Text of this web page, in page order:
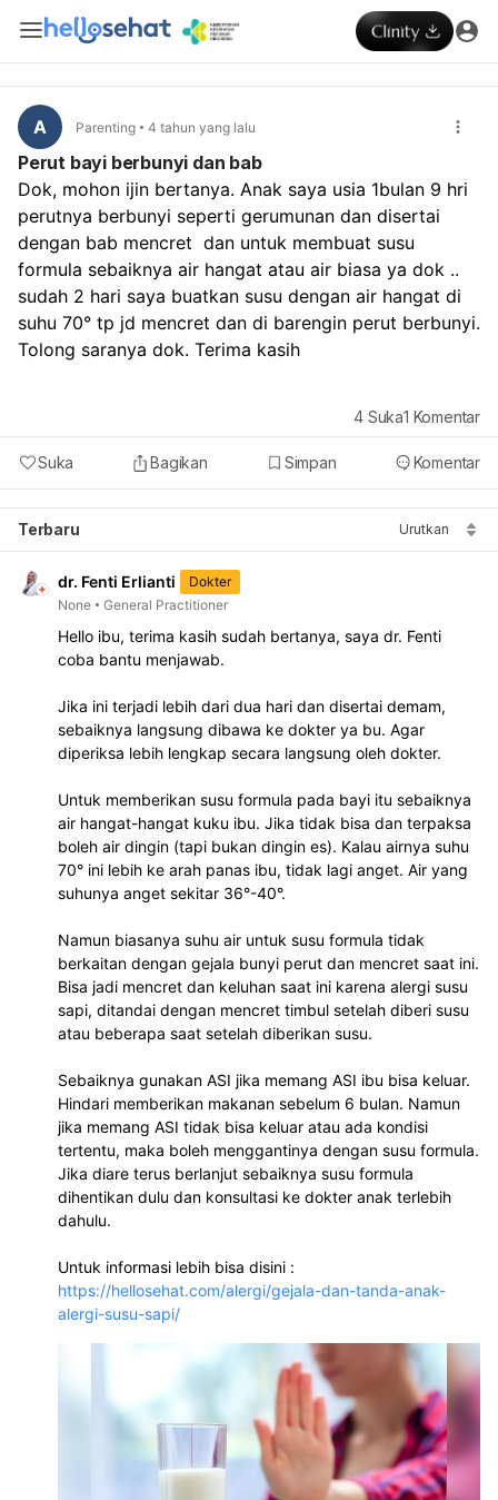
A Parenting 4 tahun yang lalu
Perut bayi berbunyi dan bab
Dok, mohon ijin bertanya. Anak saya usia 1bulan 9 hri
perutnya berbunyi seperti gerumunan dan disertai
dengan bab mencret  dan untuk membuat susu
formula sebaiknya air hangat atau air biasa ya dok ..
sudah 2 hari saya buatkan susu dengan air hangat di
suhu 70° tp jd mencret dan di barengin perut berbunyi.
Tolong saranya dok. Terima kasih
Suka Bagikan Simpan Komentar
4 Suka1 Komentar
Terbaru Urutkan
dr. Fenti Erlianti
Dokter
None
General Practitioner
Hello ibu, terima kasih sudah bertanya, saya dr. Fenti
coba bantu menjawab.
Jika ini terjadi lebih dari dua hari dan disertai demam,
sebaiknya langsung dibawa ke dokter ya bu. Agar
diperiksa lebih lengkap secara langsung oleh dokter.
Untuk memberikan susu formula pada bayi itu sebaiknya
air hangat-hangat kuku ibu. Jika tidak bisa dan terpaksa
boleh air dingin (tapi bukan dingin es). Kalau airnya suhu
70° ini lebih ke arah panas ibu, tidak lagi anget. Air yang
suhunya anget sekitar 36°-40°.
Namun biasanya suhu air untuk susu formula tidak
berkaitan dengan gejala bunyi perut dan mencret saat ini.
Bisa jadi mencret dan keluhan saat ini karena alergi susu
sapi, ditandai dengan mencret timbul setelah diberi susu
atau beberapa saat setelah diberikan susu.
Sebaiknya gunakan ASI jika memang ASI ibu bisa keluar.
Hindari memberikan makanan sebelum 6 bulan. Namun
jika memang ASI tidak bisa keluar atau ada kondisi
tertentu, maka boleh menggantinya dengan susu formula.
Jika diare terus berlanjut sebaiknya susu formula
dihentikan dulu dan konsultasi ke dokter anak terlebih
dahulu.
https://hellosehat.com/alergi/gejala-dan-tanda-anak-
alergi-susu-sapi/